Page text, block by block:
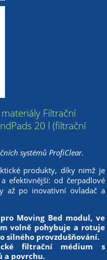
Filtrační
20 l (filtrační
systémů ProfiClear.
produkty, díky nimž je
efektivnější: od čerpadlové
až po inovativní ovladač a
Moving Bed modul, ve
volně pohybuje a rotuje
silného provzdušňování.
filtrační médium s
a povrchu.